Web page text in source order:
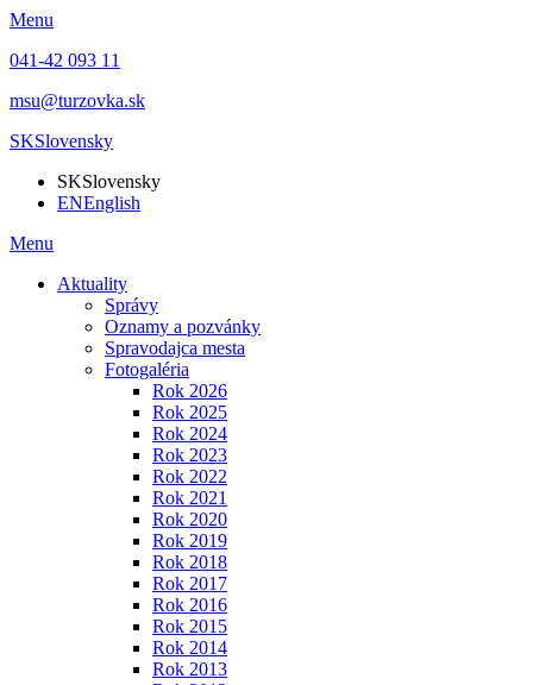
Menu
041-42 093 11
msu@turzovka.sk
SKSlovensky
SKSlovensky
ENEnglish
Menu
Aktuality
Správy
Oznamy a pozvánky
Spravodajca mesta
Fotogaléria
Rok 2026
Rok 2025
Rok 2024
Rok 2023
Rok 2022
Rok 2021
Rok 2020
Rok 2019
Rok 2018
Rok 2017
Rok 2016
Rok 2015
Rok 2014
Rok 2013